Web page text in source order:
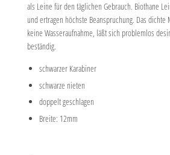
als Leine für den täglichen Gebrauch. Biothane
und ertragen höchste Beanspruchung. Das dichte
keine Wasseraufnahme, läßt sich problemlos
beständig.
schwarzer Karabiner
schwarze nieten
doppelt geschlagen
Breite: 12mm